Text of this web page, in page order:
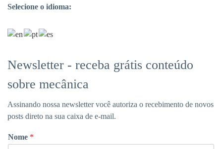
Selecione o idioma:
Newsletter - receba grátis conteúdo
sobre mecânica
Assinando nossa newsletter você autoriza o recebimento de novos
posts direto na sua caixa de e-mail.
Nome *